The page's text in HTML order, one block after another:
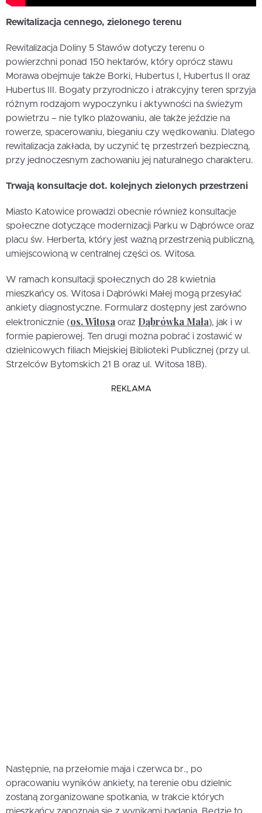
Rewitalizacja cennego, zielonego terenu
Rewitalizacja Doliny 5 Stawów dotyczy terenu o
powierzchni ponad 150 hektarów, który oprócz stawu
Morawa obejmuje także Borki, Hubertus I, Hubertus II oraz
Hubertus III. Bogaty przyrodniczo i atrakcyjny teren sprzyja
różnym rodzajom wypoczynku i aktywności na świeżym
powietrzu – nie tylko plażowaniu, ale także jeździe na
rowerze, spacerowaniu, bieganiu czy wędkowaniu. Dlatego
rewitalizacja zakłada, by uczynić tę przestrzeń bezpieczną,
przy jednoczesnym zachowaniu jej naturalnego charakteru.
Trwają konsultacje dot. kolejnych zielonych przestrzeni
Miasto Katowice prowadzi obecnie również konsultacje
społeczne dotyczące modernizacji Parku w Dąbrówce oraz
placu św. Herberta, który jest ważną przestrzenią publiczną,
umiejscowioną w centralnej części os. Witosa.
W ramach konsultacji społecznych do 28 kwietnia
mieszkańcy os. Witosa i Dąbrówki Małej mogą przesyłać
ankiety diagnostyczne. Formularz dostępny jest zarówno
elektronicznie (os. Witosa oraz Dąbrówka Mała), jak i w
formie papierowej. Ten drugi można pobrać i zostawić w
dzielnicowych filiach Miejskiej Biblioteki Publicznej (przy ul.
Strzelców Bytomskich 21 B oraz ul. Witosa 18B).
REKLAMA
Następnie, na przełomie maja i czerwca br., po
opracowaniu wyników ankiety, na terenie obu dzielnic
zostaną zorganizowane spotkania, w trakcie których